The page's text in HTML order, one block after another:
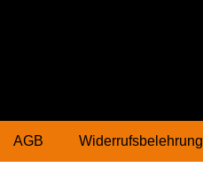
AGB Widerrufsbelehrung